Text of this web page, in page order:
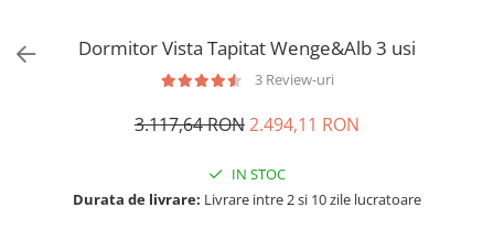
Dormitor Vista Tapitat Wenge&Alb 3 usi
3 Review-uri
3.117,64 RON2.494,11 RON
IN STOC
Durata de livrare: Livrare intre 2 si 10 zile lucratoare